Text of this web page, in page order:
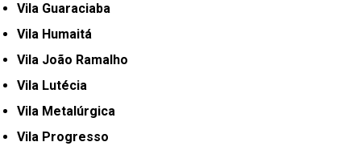
Vila Guaraciaba
Vila Humaitá
Vila João Ramalho
Vila Lutécia
Vila Metalúrgica
Vila Progresso